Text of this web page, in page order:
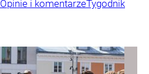
Opinie i komentarzeTygodnik